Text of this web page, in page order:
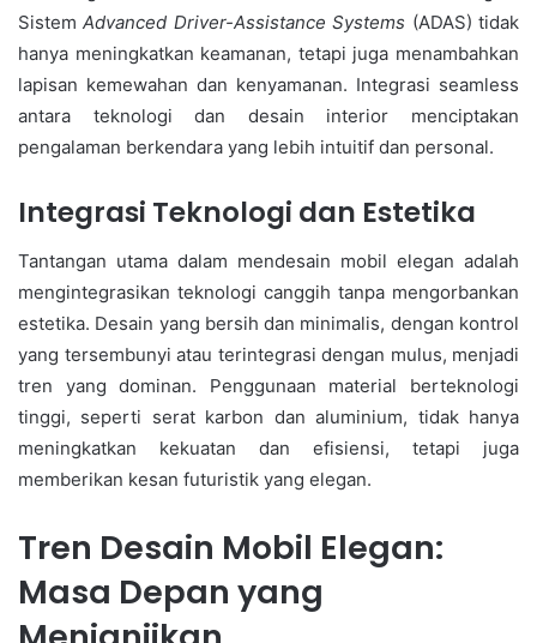
SistemAdvanced Driver-Assistance Systems (ADAS) tidak
hanya meningkatkan keamanan, tetapi juga menambahkan
lapisan kemewahan dan kenyamanan. Integrasi seamless
antara teknologi dan desain interior menciptakan
pengalaman berkendara yang lebih intuitif dan personal.
Integrasi Teknologi dan Estetika
Tantangan utama dalam mendesain mobil elegan adalah
mengintegrasikan teknologi canggih tanpa mengorbankan
estetika. Desain yang bersih dan minimalis, dengan kontrol
yang tersembunyi atau terintegrasi dengan mulus, menjadi
tren yang dominan. Penggunaan material berteknologi
tinggi, seperti serat karbon dan aluminium, tidak hanya
meningkatkan kekuatan dan efisiensi, tetapi juga
memberikan kesan futuristik yang elegan.
Tren Desain Mobil Elegan:
Masa Depan yang